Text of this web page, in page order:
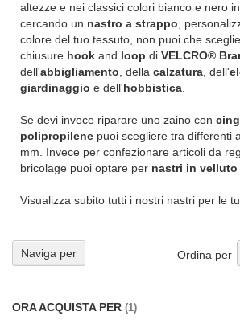
altezze e nei classici colori bianco e nero
cercando un nastro a strappo ,
colore del tuo tessuto, non puoi che
chiusure hook and loop di VELCRO®
dell'abbigliamento , della calzatura , dell'
giardinaggio e dell'hobbistica
Se devi invece riparare uno zaino con
polipropilene puoi scegliere tra differenti
mm. Invece per confezionare articoli da
bricolage puoi optare per nastri in velluto
Visualizza subito tutti i nostri nastri per le
Ordina per
Naviga per
ORA ACQUISTA PER